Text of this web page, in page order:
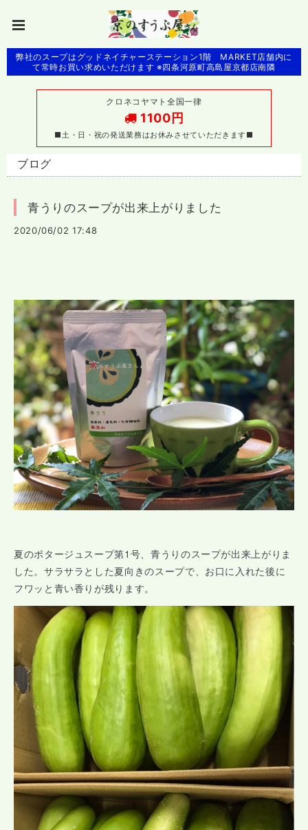
弊社のスープはグッドネイチャーステーション1階 MARKET店舗内に
て常時お買い求めいただけます ※四条河原町高島屋京都店南隣
クロネコヤマト全国一律
1100円
■土・日・祝の発送業務はお休みさせていただきます■
ブログ
青うりのスープが出来上がりました
2020/06/02 17:48
夏のポタージュスープ第1号、青うりのスープが出来上がりま
した。サラサラとした夏向きのスープで、お口に入れた後に
フワッと青い香りが残ります。